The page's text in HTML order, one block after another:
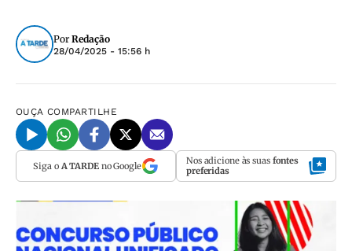
Por Redação
28/04/2025 - 15:56 h
OUÇA COMPARTILHE
Siga o A TARDEno Google Nos adicione às suas fontes
preferidas